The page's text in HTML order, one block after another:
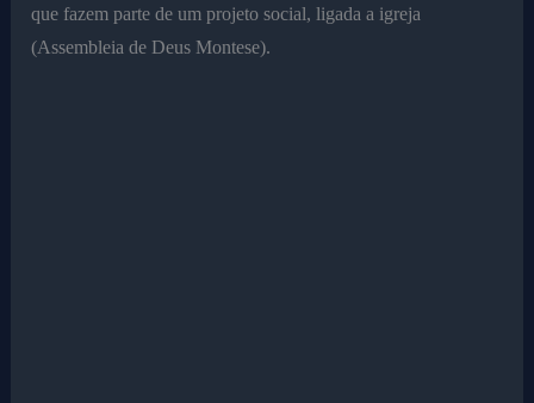
que fazem parte de um projeto social, ligada a igreja
(Assembleia de Deus Montese).